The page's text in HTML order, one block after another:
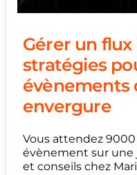
Gérer un
stratégies
évènements
envergure
Vous attendez
évènement sur une
et conseils chez